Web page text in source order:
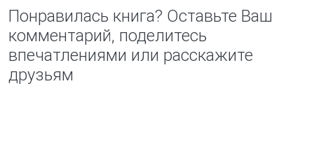
Понравилась книга? Оставьте Ваш
комментарий, поделитесь
впечатлениями или расскажите
друзьям